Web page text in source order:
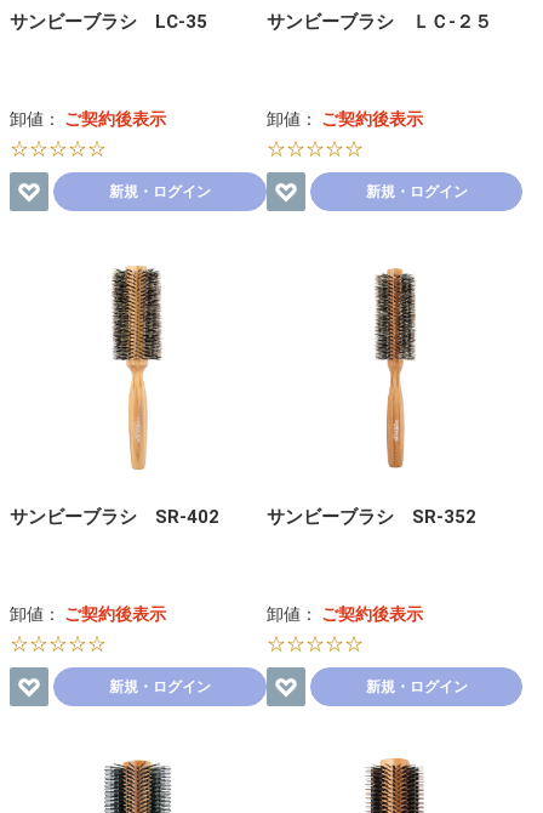
サンビーブラシ LC-35
卸値： ご契約後表示
☆☆☆☆☆
新規・ログイン
サンビーブラシ ＬＣ-２５
卸値： ご契約後表示
☆☆☆☆☆
新規・ログイン
サンビーブラシ SR-402
卸値： ご契約後表示
☆☆☆☆☆
新規・ログイン
サンビーブラシ SR-352
卸値： ご契約後表示
☆☆☆☆☆
新規・ログイン